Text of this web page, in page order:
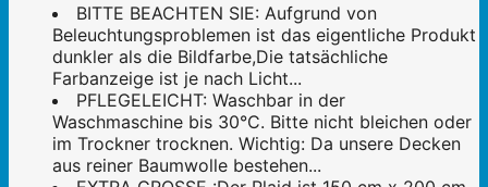
BITTE BEACHTEN SIE: Aufgrund von
Beleuchtungsproblemen ist das eigentliche Produkt
dunkler als die Bildfarbe,Die tatsächliche
Farbanzeige ist je nach Licht...
PFLEGELEICHT: Waschbar in der
Waschmaschine bis 30°C. Bitte nicht bleichen oder
im Trockner trocknen. Wichtig: Da unsere Decken
aus reiner Baumwolle bestehen...